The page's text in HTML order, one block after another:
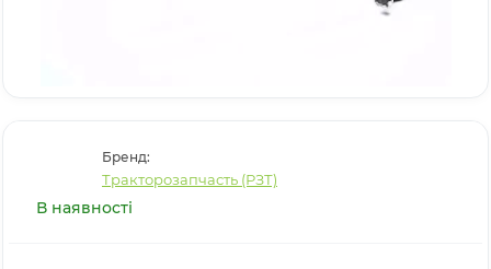
Бренд:
Тракторозапчасть (РЗТ)
В наявності